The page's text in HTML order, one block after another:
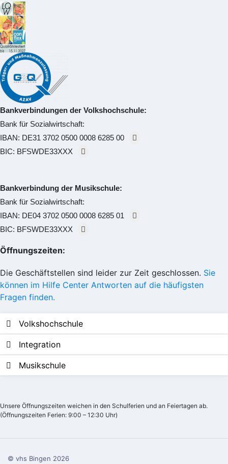
Bankverbindungen der Volkshochschule:
Bank für Sozialwirtschaft:
IBAN: DE31 3702 0500 0008 6285 00
BIC: BFSWDE33XXX
Bankverbindung der Musikschule:
Bank für Sozialwirtschaft:
IBAN: DE04 3702 0500 0008 6285 01
BIC: BFSWDE33XXX
Öffnungszeiten:
Die Geschäftstellen sind leider zur Zeit geschlossen. Sie
können im Hilfe Center Antworten auf die häufigsten
Fragen finden.
Volkshochschule
Integration
Musikschule
Unsere Öffnungszeiten weichen in den Schulferien und an Feiertagen ab.
(Öffnungszeiten Ferien: 9:00 – 12:30 Uhr)
© vhs Bingen 2026